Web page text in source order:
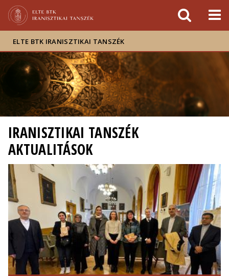
sajtóban
ELTE BTK IRANISZTIKAI TANSZÉK
IRANISZTIKAI TANSZÉK
AKTUALITÁSOK